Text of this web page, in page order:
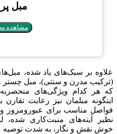
مبل
مشاهده
علاوه بر سبک‌های یاد شده،
(ترکیب مدرن و سنتی)، مبل چستر و
که هر کدام ویژگی‌های
اینگونه مبلمان نیز رعایت
فواصل مناسب برای عبورومرور
نظیر آینه‌های منبت‌کاری شده،
خوش نقش و نگار، به شدت